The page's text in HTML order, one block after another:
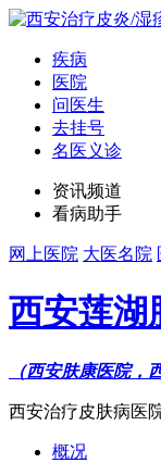
疾病
医院
问医生
去挂号
名医义诊
资讯频道
看病助手
网上医院 大医名院
西安莲湖
（西安肤康医院，
西安治疗皮肤病医
概况